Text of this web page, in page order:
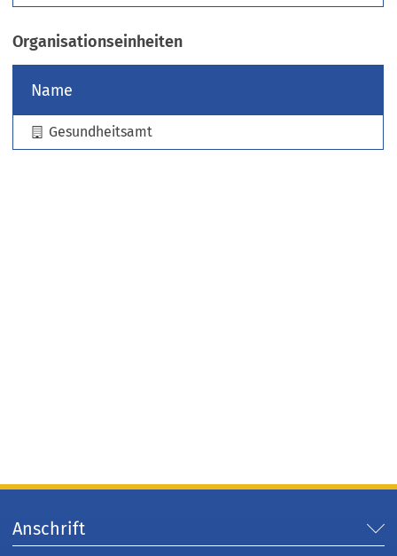
a
)
Organisationseinheiten
Name
Gesundheitsamt
Anschrift